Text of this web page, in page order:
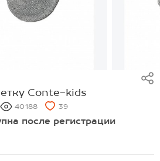
Conte-kids
40188 39
после регистрации